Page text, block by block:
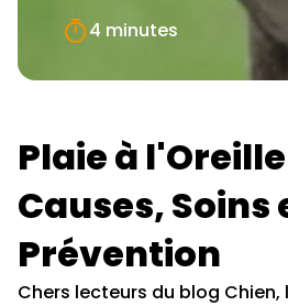
4 minutes
Plaie à
Causes, Soins
Prévention
Chers lecteurs du blog